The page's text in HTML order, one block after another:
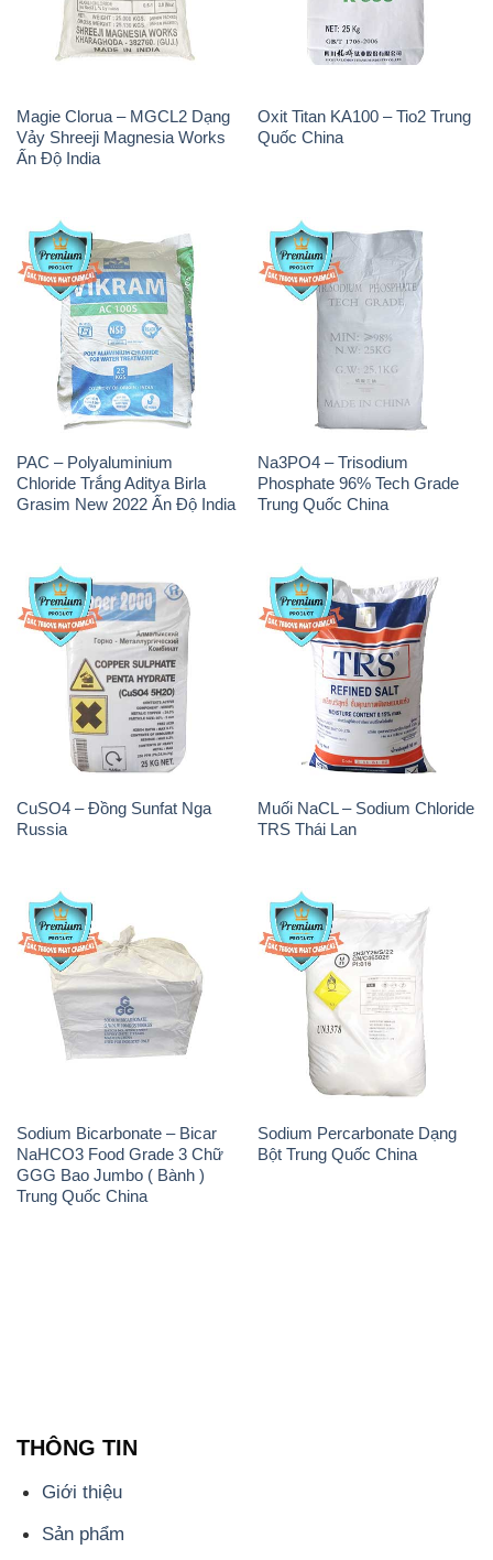
Magie Clorua – MGCL2 Dạng
Vảy Shreeji Magnesia Works
Ấn Độ India
Oxit Titan KA100 – Tio2 Trung
Quốc China
PAC – Polyaluminium
Chloride Trắng Aditya Birla
Grasim New 2022 Ấn Độ India
Na3PO4 – Trisodium
Phosphate 96% Tech Grade
Trung Quốc China
CuSO4 – Đồng Sunfat Nga
Russia
Muối NaCL – Sodium Chloride
TRS Thái Lan
Sodium Bicarbonate – Bicar
NaHCO3 Food Grade 3 Chữ
GGG Bao Jumbo ( Bành )
Trung Quốc China
Sodium Percarbonate Dạng
Bột Trung Quốc China
THÔNG TIN
Giới thiệu
Sản phẩm